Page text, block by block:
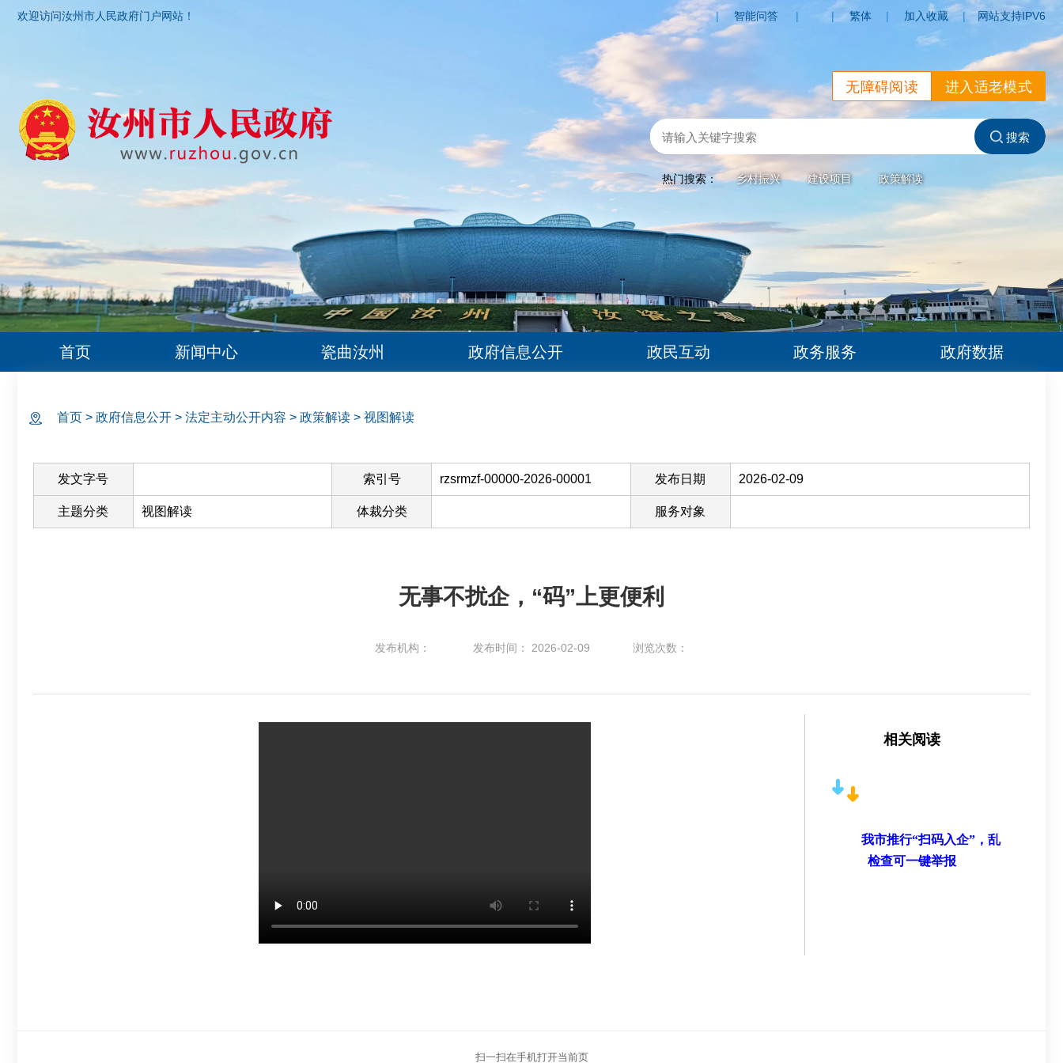
欢迎访问汝州市人民政府门户网站！ | 智能问答 | | 繁体 | 加入收藏 | 网站支持IPV6
进入适老模式
无障碍阅读
热门搜索： 乡村振兴 建设项目 政策解读
首页 新闻中心 瓷曲汝州 政府信息公开 政民互动 政务服务 政府数据
首页 > 政府信息公开 > 法定主动公开内容 > 政策解读 > 视图解读
发文字号 索引号 rzsrmzf-00000-2026-00001 发布日期 2026-02-09
主题分类 视图解读 体裁分类 服务对象
无事不扰企，“码”上更便利
发布机构： 发布时间： 2026-02-09 浏览次数：
相关阅读
我市推行“扫码入企”，乱
检查可一键举报
扫一扫在手机打开当前页